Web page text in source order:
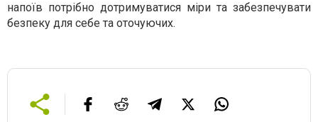
напоїв потрібно дотримуватися міри та забезпечувати
безпеку для себе та оточуючих.